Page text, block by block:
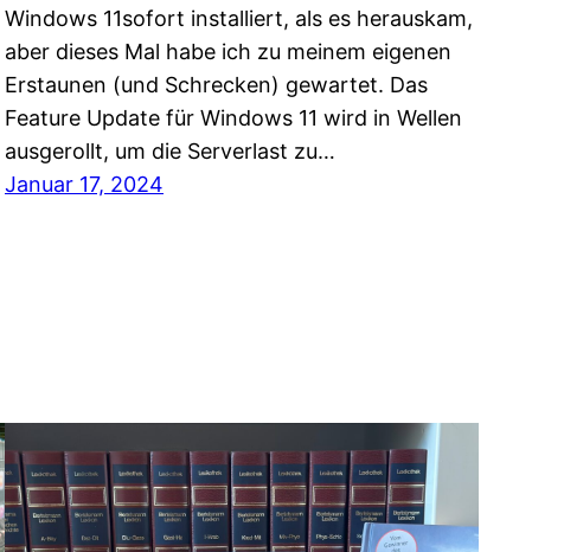
Windows 11sofort installiert, als es herauskam,
aber dieses Mal habe ich zu meinem eigenen
Erstaunen (und Schrecken) gewartet. Das
Feature Update für Windows 11 wird in Wellen
ausgerollt, um die Serverlast zu…
Januar 17, 2024